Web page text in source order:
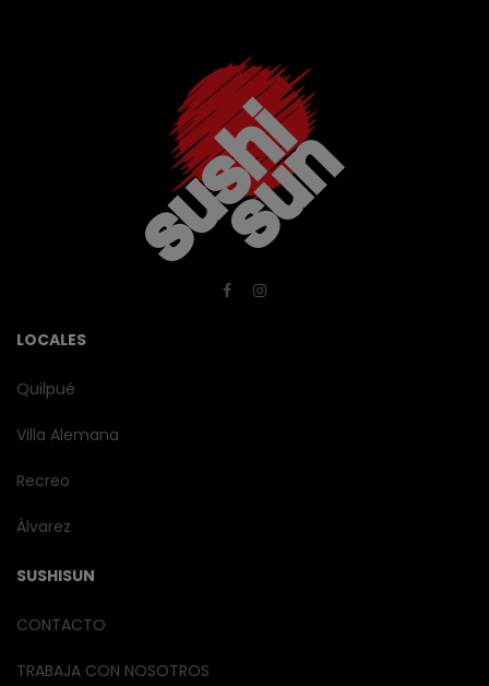
LOCALES
Quilpué
Villa Alemana
Recreo
Álvarez
SUSHISUN
CONTACTO
TRABAJA CON NOSOTROS